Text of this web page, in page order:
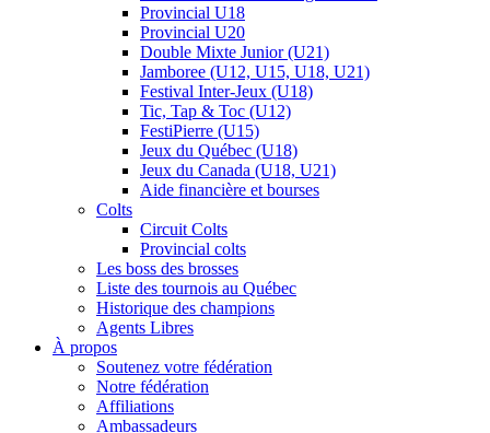
Provincial U18
Provincial U20
Double Mixte Junior (U21)
Jamboree (U12, U15, U18, U21)
Festival Inter-Jeux (U18)
Tic, Tap & Toc (U12)
FestiPierre (U15)
Jeux du Québec (U18)
Jeux du Canada (U18, U21)
Aide financière et bourses
Colts
Circuit Colts
Provincial colts
Les boss des brosses
Liste des tournois au Québec
Historique des champions
Agents Libres
À propos
Soutenez votre fédération
Notre fédération
Affiliations
Ambassadeurs